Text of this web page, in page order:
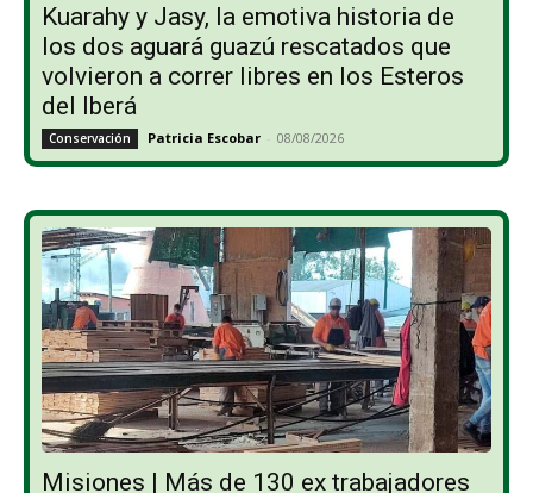
Kuarahy y Jasy, la emotiva historia de
los dos aguará guazú rescatados que
volvieron a correr libres en los Esteros
del Iberá
Conservación Patricia Escobar - 08/08/2026
Misiones | Más de 130 ex trabajadores